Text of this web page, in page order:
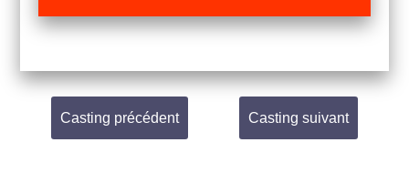
Casting précédent Casting suivant